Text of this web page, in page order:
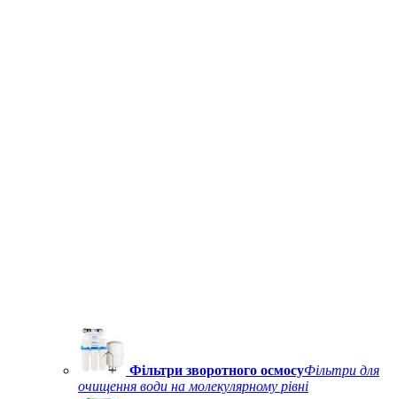
Фільтри зворотного осмосуФільтри для
очищення води на молекулярному рівні